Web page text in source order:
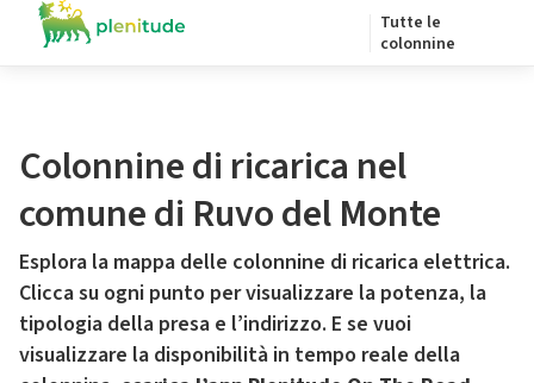
Tutte le
colonnine
Colonnine di ricarica nel
comune di Ruvo del Monte
Esplora la mappa delle colonnine di ricarica elettrica.
Clicca su ogni punto per visualizzare la potenza, la
tipologia della presa e l’indirizzo. E se vuoi
visualizzare la disponibilità in tempo reale della